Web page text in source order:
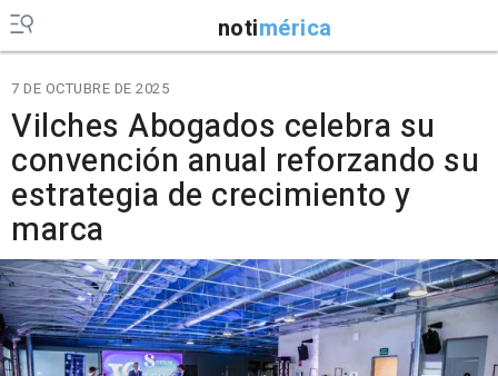
notimérica
7 DE OCTUBRE DE 2025
Vilches Abogados celebra su
convención anual reforzando su
estrategia de crecimiento y
marca